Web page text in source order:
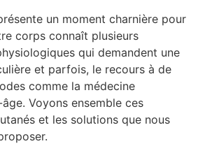
un moment charnière pour
corps connaît plusieurs
qui demandent une
et parfois, le recours à de
comme la médecine
Voyons ensemble ces
et les solutions que nous